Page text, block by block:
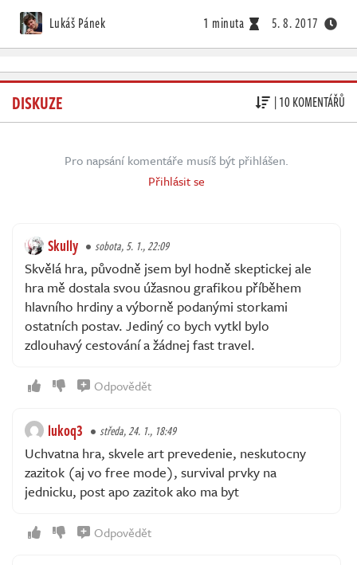
Lukáš Pánek 1 minuta 5. 8. 2017
DISKUZE | 10 KOMENTÁŘŮ
Pro napsání komentáře musíš být přihlášen.
Přihlásit se
Skully sobota, 5. 1., 22:09
Skvělá hra, původně jsem byl hodně skeptickej ale
hra mě dostala svou úžasnou grafikou příběhem
hlavního hrdiny a výborně podanými storkami
ostatních postav. Jediný co bych vytkl bylo
zdlouhavý cestování a žádnej fast travel.
Odpovědět
lukoq3 středa, 24. 1., 18:49
Uchvatna hra, skvele art prevedenie, neskutocny
zazitok (aj vo free mode), survival prvky na
jednicku, post apo zazitok ako ma byt
Odpovědět